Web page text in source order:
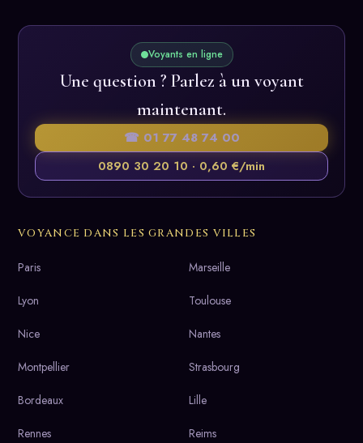
Voyants en ligne
Une question ? Parlez à un voyant
maintenant.
☎ 01 77 48 74 00
0890 30 20 10 · 0,60 €/min
VOYANCE DANS LES GRANDES VILLES
Paris Marseille
Lyon Toulouse
Nice Nantes
Montpellier Strasbourg
Bordeaux Lille
Rennes Reims